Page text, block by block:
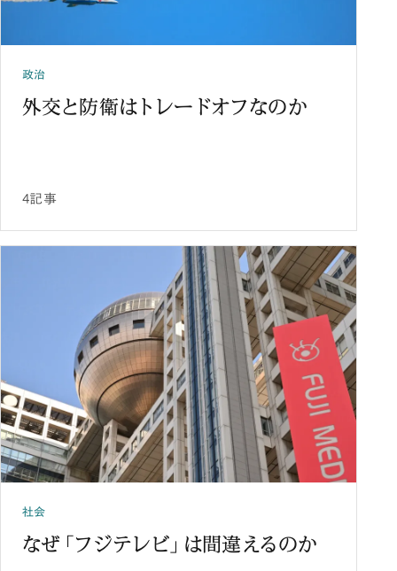
政治
外交と防衛はトレードオフなのか
4記事
社会
なぜ「フジテレビ」は間違えるのか